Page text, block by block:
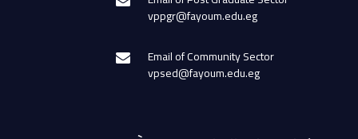
vppgr@fayoum.edu.eg
Email of Community Sector
vpsed@fayoum.edu.eg